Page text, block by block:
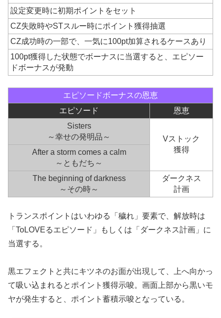
設定変更時に初期ポイントをセット
CZ失敗時やSTスルー時にポイント獲得抽選
CZ成功時の一部で、一気に100pt加算されるケースあり
100pt獲得した状態でボーナスに当選すると、エピソー
ドボーナスが発動
エピソードボーナスの恩恵
エピソード
恩恵
Sisters
～幸せの発明品～
Vストック
獲得
After a storm comes a calm
～ともだち～
The beginning of darkness
～その時～
ダークネス
計画
トランスポイントはいわゆる「穢れ」要素で、解放時は
「ToLOVEるエピソード」もしくは「ダークネス計画」に
当選する。
黒エフェクトと共にキツネのお面が出現して、上へ向かっ
て吸い込まれるとポイント獲得示唆。画面上部から黒いモ
ヤが発生すると、ポイント蓄積示唆となっている。